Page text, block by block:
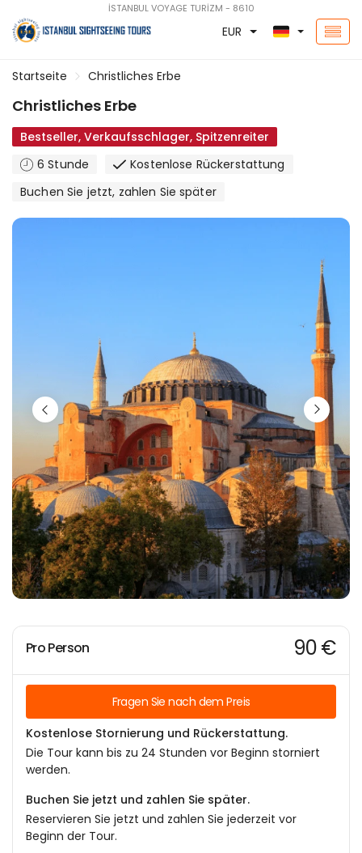
İSTANBUL VOYAGE TURİZM - 8610
EUR
Startseite Christliches Erbe
Christliches Erbe
Bestseller, Verkaufsschlager, Spitzenreiter
6 Stunde
Kostenlose Rückerstattung
Buchen Sie jetzt, zahlen Sie später
Pro Person 90 €
Fragen Sie nach dem Preis
Kostenlose Stornierung und Rückerstattung.
Die Tour kann bis zu 24 Stunden vor Beginn storniert
werden.
Buchen Sie jetzt und zahlen Sie später.
Reservieren Sie jetzt und zahlen Sie jederzeit vor
Beginn der Tour.